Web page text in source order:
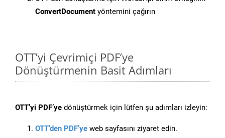
ConvertDocument yöntemini çağırın
OTT’yi Çevrimiçi PDF’ye
Dönüştürmenin Basit Adımları
OTT’yi PDF’ye dönüştürmek için lütfen şu adımları izleyin:
OTT’den PDF’ye web sayfasını ziyaret edin.